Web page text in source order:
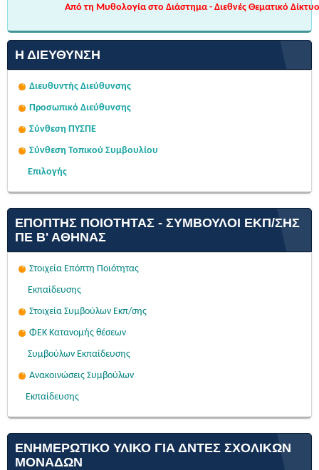
Από τη Μυθολογία στο Διάστημα - Διεθνές Θεματικό
Η ΔΙΕΎΘΥΝΣΗ
Διευθυντής Διεύθυνσης
Προσωπικό Διεύθυνσης
Σύνθεση ΠΥΣΠΕ
Σύνθεση Τοπικού Συμβουλίου
Επιλογής
ΕΠΌΠΤΗΣ ΠΟΙΌΤΗΤΑΣ - ΣΎΜΒΟΥΛΟΙ ΕΚΠ/ΣΗΣ
ΠΕ Β' ΑΘΉΝΑΣ
Στοιχεία Επόπτη Ποιότητας
Εκπαίδευσης
Στοιχεία Συμβούλων Εκπ/σης
ΦΕΚ Κατανομής θέσεων
Συμβούλων Εκπαίδευσης
Ανακοινώσεις Συμβούλων
Εκπαίδευσης
ΕΝΗΜΕΡΩΤΙΚΟ ΥΛΙΚΟ ΓΙΑ ΔΝΤΕΣ ΣΧΟΛΙΚΩΝ
ΜΟΝΑΔΩΝ